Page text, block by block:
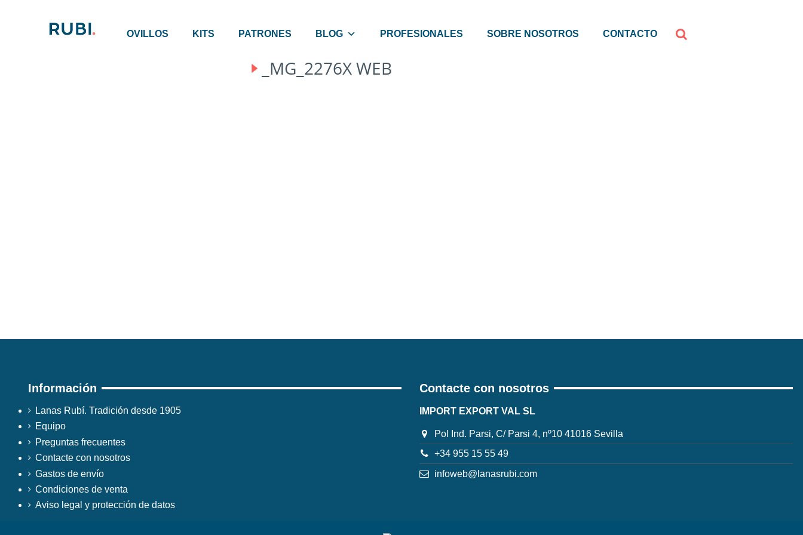
OVILLOS KITS PATRONES BLOG PROFESIONALES SOBRE NOSOTROS CONTACTO
_MG_2276X WEB
Información
Lanas Rubí. Tradición desde 1905
Equipo
Preguntas frecuentes
Contacte con nosotros
Gastos de envío
Condiciones de venta
Aviso legal y protección de datos
Contacte con nosotros
IMPORT EXPORT VAL SL
Pol Ind. Parsi, C/ Parsi 4, nº10 41016 Sevilla
+34 955 15 55 49
infoweb@lanasrubi.com